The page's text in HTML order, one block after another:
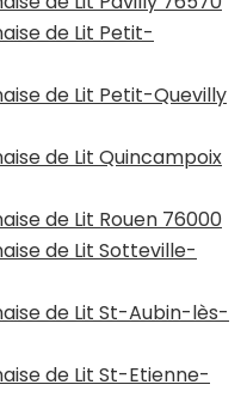
de Lit Petit-
de Lit Petit-Quevilly
de Lit Quincampoix
de Lit Rouen 76000
de Lit Sotteville-
de Lit St-Aubin-lès-
de Lit St-Etienne-